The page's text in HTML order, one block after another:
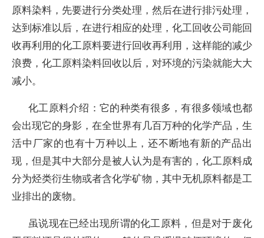
原料染料，先要进行分类处理，然后在进行排污处理，
达到标准以后，在进行相应的处理，化工回收公司能回
收再利用的化工原料要进行回收再利用，这样能的减少
浪费，化工原料染料回收以后，对环境的污染就能大大
减小。
化工原料介绍：它的种类有很多，有很多领域也都
会出现它的身影，在全世界有几百万种的化学产品，生
活中厂家的也有十万种以上，还不断地有新的产品出
现，但是其中大部分是被人认为是有害的，化工原料成
分为烃类衍生物或者含化学矿物，其中无机原料都是工
业排出的废物。
虽说现在已经出现所谓的化工原料，但是对于废化